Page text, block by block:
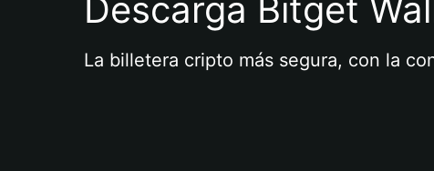
Descarga Bitget
La billetera cripto más segura, con la